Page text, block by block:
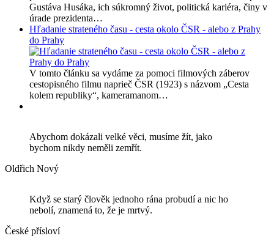
Gustáva Husáka, ich súkromný život, politická kariéra, činy v
úrade prezidenta…
Hľadanie strateného času - cesta okolo ČSR - alebo z Prahy
do Prahy
V tomto článku sa vydáme za pomoci filmových záberov
cestopisného filmu naprieč ČSR (1923) s názvom „Cesta
kolem republiky“, kameramanom…
Abychom dokázali velké věci, musíme žít, jako
bychom nikdy neměli zemřít.
Oldřich Nový
Když se starý člověk jednoho rána probudí a nic ho
nebolí, znamená to, že je mrtvý.
České přísloví